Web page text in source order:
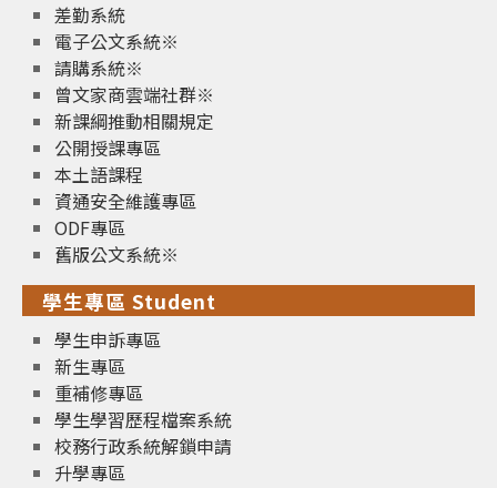
差勤系統
電子公文系統※
請購系統※
曾文家商雲端社群※
新課綱推動相關規定
公開授課專區
本土語課程
資通安全維護專區
ODF專區
舊版公文系統※
學生專區 Student
學生申訴專區
新生專區
重補修專區
學生學習歷程檔案系統
校務行政系統解鎖申請
升學專區